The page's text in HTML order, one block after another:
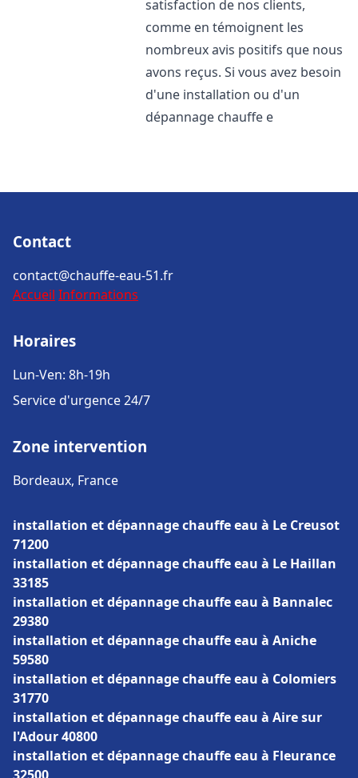
satisfaction de nos clients,
comme en témoignent les
nombreux avis positifs que nous
avons reçus. Si vous avez besoin
d'une installation ou d'un
dépannage chauffe e
Contact
contact@chauffe-eau-51.fr
Accueil Informations
Horaires
Lun-Ven: 8h-19h
Service d'urgence 24/7
Zone intervention
Bordeaux, France
installation et dépannage chauffe eau à Le Creusot
71200
installation et dépannage chauffe eau à Le Haillan
33185
installation et dépannage chauffe eau à Bannalec
29380
installation et dépannage chauffe eau à Aniche
59580
installation et dépannage chauffe eau à Colomiers
31770
installation et dépannage chauffe eau à Aire sur
l'Adour 40800
installation et dépannage chauffe eau à Fleurance